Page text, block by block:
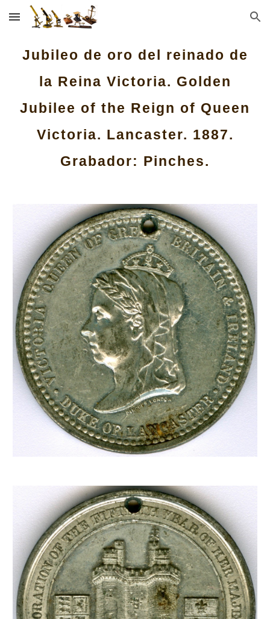
Skip to main content Skip to navigation
Jubileo de oro del reinado de
la Reina Victoria. Golden
Jubilee of the Reign of Queen
Victoria. Lancaster. 1887.
Grabador: Pinches.